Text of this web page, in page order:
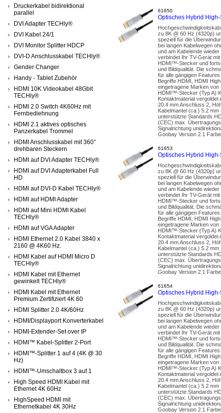
Druckerkabel bidirektional
parallel
DVI Adapter TECHly®
DVI Kabel 24/1
DVI Monitor Splitter HDCP
DVI-D Anschlusskabel TECHly®
Gender Changer
Handy - Tablet Zubehör
HDMI 10K Videokabel 48Gbit
TECHly®
HDMI 2.0 Switch 4K60Hz mit
Fernbediehnung
HDMI 2.1 aktives optisches
Panzerkabel Trommel
HDMI Anschlusskabel mit 360°
drehbaren Steckern
HDMI auf DVI Adapter TECHly®
HDMI auf DVI Adapterkabel Full
HD
HDMI auf DVI-D Kabel TECHly®
HDMI auf HDMI Adapter
HDMI auf Mini HDMI Kabel
TECHly®
HDMI auf VGA Adapter
HDMI Ethernet 2.0 Kabel 3840 x
2160 @ 4K60 Hz.
HDMI Kabel auf HDMI Micro D
TECHly®
HDMI Kabel mit Ethernet
gewinkelt TECHly®
HDMI Kabel mit Ethernet
Premium Zertifiziert 4K 60
HDMI Splitter 2.0 4K/60Hz
HDMI/Displayport Konverterkabel
HDMI-Extender-Set over IP
HDMI™ Kabel-Splitter 2-Port
HDMI™-Splitter 1 auf 4 (4K @ 30
Hz)
HDMI™-Umschaltbox 3 auf 1
High Speed HDMI Kabel mit
Ethernet 4K 60Hz
HighSpeed HDMI mit
Ethernetkabel 4K 30Hz
61650
Optisches Hybrid
zu 8K @ 60 Hz (4320p)
speziell für die
bei langen Kabelwegen
und am Kabelende
verbindet Ihr TV-Gerät
HDMI™-Stecker und
und Bildqualität. Die
für alle gängigen
Begriffe HDMI, HDMI
eingetragene Marken
HDMI™-Stecker (Typ A)
Kontaktmaterial
20.4 mm Anschluss 2,
Kabelmantel (ca.) 5.2
unterstützte Standards
(CEC) max.
Signalrichtung
Goobay Version 2.1
61653
Optisches Hybrid
zu 8K @ 60 Hz (4320p)
speziell für die
bei langen Kabelwegen
und am Kabelende
verbindet Ihr TV-Gerät
HDMI™-Stecker und
und Bildqualität. Die
für alle gängigen
Begriffe HDMI, HDMI
eingetragene Marken
HDMI™-Stecker (Typ A)
Kontaktmaterial
20.4 mm Anschluss 2,
Kabelmantel (ca.) 5.2
unterstützte Standards
(CEC) max.
Signalrichtung
Goobay Version 2.1
61654
Optisches Hybrid
zu 8K @ 60 Hz (4320p)
speziell für die
bei langen Kabelwegen
und am Kabelende
verbindet Ihr TV-Gerät
HDMI™-Stecker und
und Bildqualität. Die
für alle gängigen
Begriffe HDMI, HDMI
eingetragene Marken
HDMI™-Stecker (Typ A)
Kontaktmaterial
20.4 mm Anschluss 2,
Kabelmantel (ca.) 5.2
unterstützte Standards
(CEC) max.
Signalrichtung
Goobay Version 2.1